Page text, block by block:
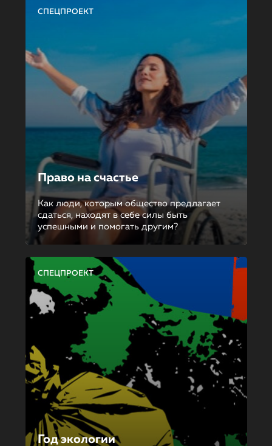
СПЕЦПРОЕКТ
Право на счастье
Как люди, которым общество предлагает
сдаться, находят в себе силы быть
успешными и помогать другим?
СПЕЦПРОЕКТ
Год экологии